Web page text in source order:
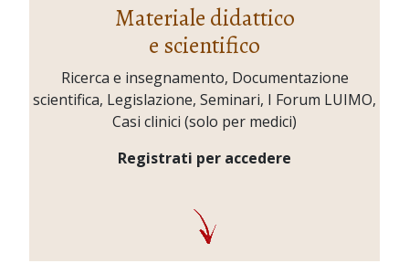
Materiale didattico
e scientifico
Ricerca e insegnamento, Documentazione
scientifica, Legislazione, Seminari, I Forum LUIMO,
Casi clinici (solo per medici)
Registrati per accedere